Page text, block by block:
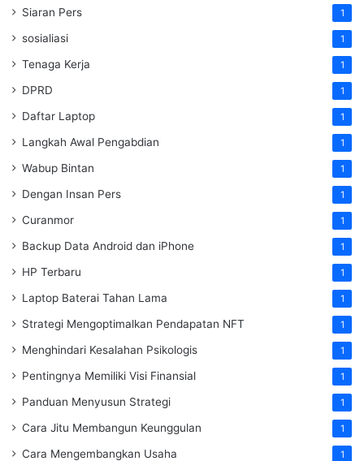
Siaran Pers 1
sosialiasi 1
Tenaga Kerja 1
DPRD 1
Daftar Laptop 1
Langkah Awal Pengabdian 1
Wabup Bintan 1
Dengan Insan Pers 1
Curanmor 1
Backup Data Android dan iPhone 1
HP Terbaru 1
Laptop Baterai Tahan Lama 1
Strategi Mengoptimalkan Pendapatan NFT 1
Menghindari Kesalahan Psikologis 1
Pentingnya Memiliki Visi Finansial 1
Panduan Menyusun Strategi 1
Cara Jitu Membangun Keunggulan 1
Cara Mengembangkan Usaha 1